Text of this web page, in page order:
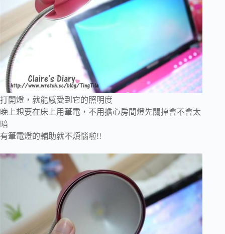
打開燈，就能感受到它的照明度
晚上想要在床上用筆電，不用擔心房間燈先關掉會不會太
暗
有筆電燈的輔助就不煩惱啦!!